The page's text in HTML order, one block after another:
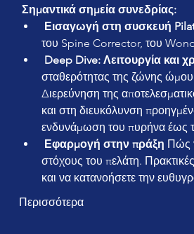
Σημαντικά σημεία συνεδρίας:
Εισαγωγή στη συσκευή
του Spine Corrector, του
Deep Dive: Λειτουργία και
σταθερότητας της ζώνης ώμου
Διερεύνηση της
και στη διευκόλυνση
ενδυνάμωση του πυρήνα έως
Εφαρμογή στην πράξη Πώς
στόχους του πελάτη.
και να κατανοήσετε την
Περισσότερα